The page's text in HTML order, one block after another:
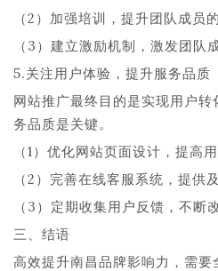
（2）加强培训，提升团队成员
（3）建立激励机制，激发团队
5.关注用户体验，提升服务品质
网站推广最终目的是实现用户
务品质是关键。
（1）优化网站页面设计，提高用
（2）完善在线客服系统，提供
（3）定期收集用户反馈，不断
三、结语
高效提升南昌品牌影响力，需要